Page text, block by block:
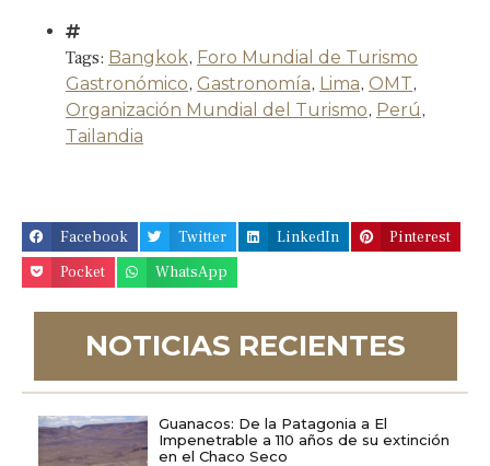
Tags: Bangkok, Foro Mundial de Turismo
Gastronómico, Gastronomía, Lima, OMT,
Organización Mundial del Turismo, Perú,
Tailandia
Facebook Twitter LinkedIn
Pinterest
Pocket
WhatsApp
NOTICIAS RECIENTES
Guanacos: De la Patagonia a El
Impenetrable a 110 años de su extinción
en el Chaco Seco